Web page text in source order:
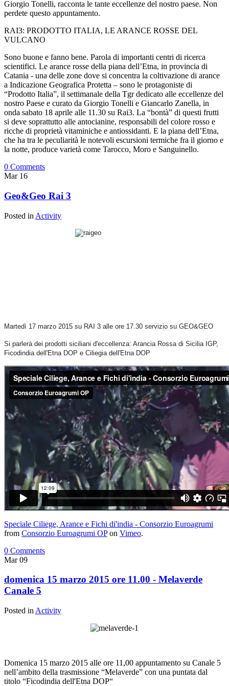
Giorgio Tonelli, racconta le tante eccellenze del nostro paese. Non
perdete questo appuntamento.
RAI3: PRODOTTO ITALIA, LE ARANCE ROSSE DEL
VULCANO
Sono buone e fanno bene. Parola di importanti centri di ricerca
scientifici. Le arance rosse della piana dell’Etna, in provincia di
Catania - una delle zone dove si concentra la coltivazione di arance
a Indicazione Geografica Protetta – sono le protagoniste di
“Prodotto Italia”, il settimanale della Tgr dedicato alle eccellenze del
nostro Paese e curato da Giorgio Tonelli e Giancarlo Zanella, in
onda sabato 18 aprile alle 11.30 su Rai3. La “bontà” di questi frutti
si deve soprattutto alle antocianine, responsabili del colore rosso e
ricche di proprietà vitaminiche e antiossidanti. E la piana dell’Etna,
che ha tra le peculiarità le notevoli escursioni termiche fra il giorno e
la notte, produce varietà come Tarocco, Moro e Sanguinello.
0 Comments
Mar 16
Geo&Geo Rai 3
Posted in Activity
Martedì 17 marzo 2015 su RAI 3 alle ore 17.30 servizio su GEO&GEO
Si parlerà dei prodotti siciliani d'eccellenza: Arancia Rossa di Sicilia IGP,
Ficodindia dell'Etna DOP e Ciliegia dell'Etna DOP
Speciale Ciliege, Arance e Fichi di'india - Consorzio Euroagrumi
from Consorzio Euroagrumi OPon Vimeo.
0 Comments
Mar 09
domenica 15 marzo 2015 ore 11.00 - Melaverde
Canale 5
Posted in Activity
Domenica 15 marzo 2015 alle ore 11,00 appuntamento su Canale 5
nell’ambito della trasmissione “Melaverde” con una puntata dal
titolo “Ficodindia dell'Etna DOP“